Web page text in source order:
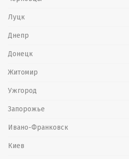
Луцк
Днепр
Донецк
Житомир
Ужгород
Запорожье
Ивано-Франковск
Киев